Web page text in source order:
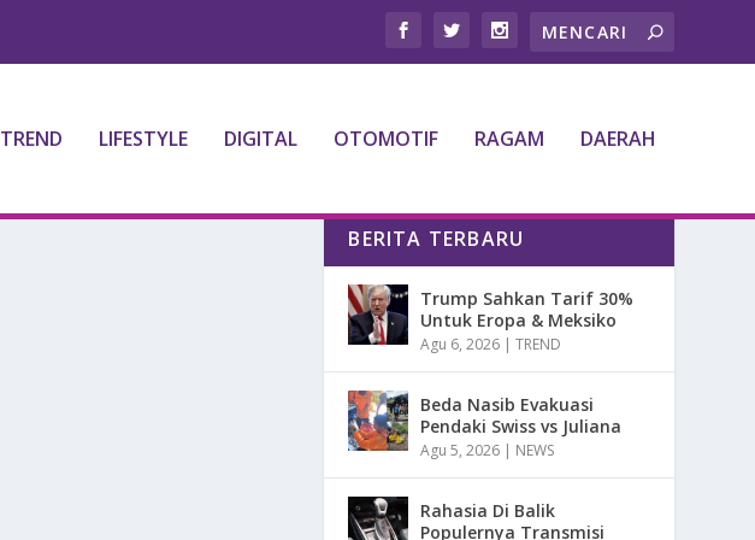
TREND LIFESTYLE DIGITAL OTOMOTIF RAGAM DAERAH
BERITA TERBARU
Trump Sahkan Tarif 30%
Untuk Eropa & Meksiko
Agu 6, 2026 |TREND
Beda Nasib Evakuasi
Pendaki Swiss vs Juliana
Agu 5, 2026 | NEWS
Rahasia Di Balik
Populernya Transmisi